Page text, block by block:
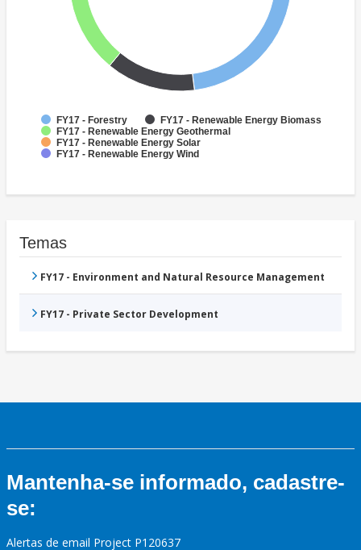
FY17 - Forestry
FY17 - Renewable Energy Biomass
FY17 - Renewable Energy Geothermal
FY17 - Renewable Energy Solar
FY17 - Renewable Energy Wind
Temas
FY17 - Environment and Natural Resource Management
FY17 - Private Sector Development
Mantenha-se informado, cadastre-
se:
Alertas de email Project P120637